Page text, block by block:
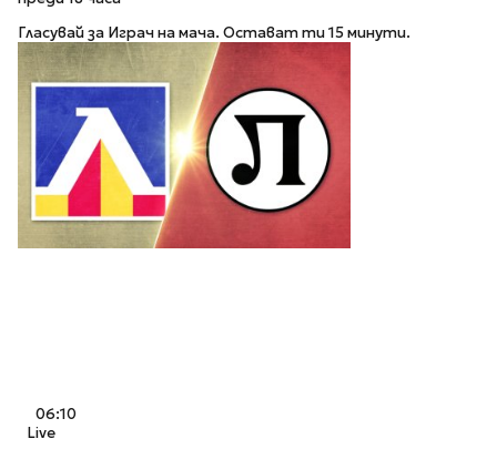
Гласувай за Играч на мача. Остават ти 15 минути.
06:10
Live